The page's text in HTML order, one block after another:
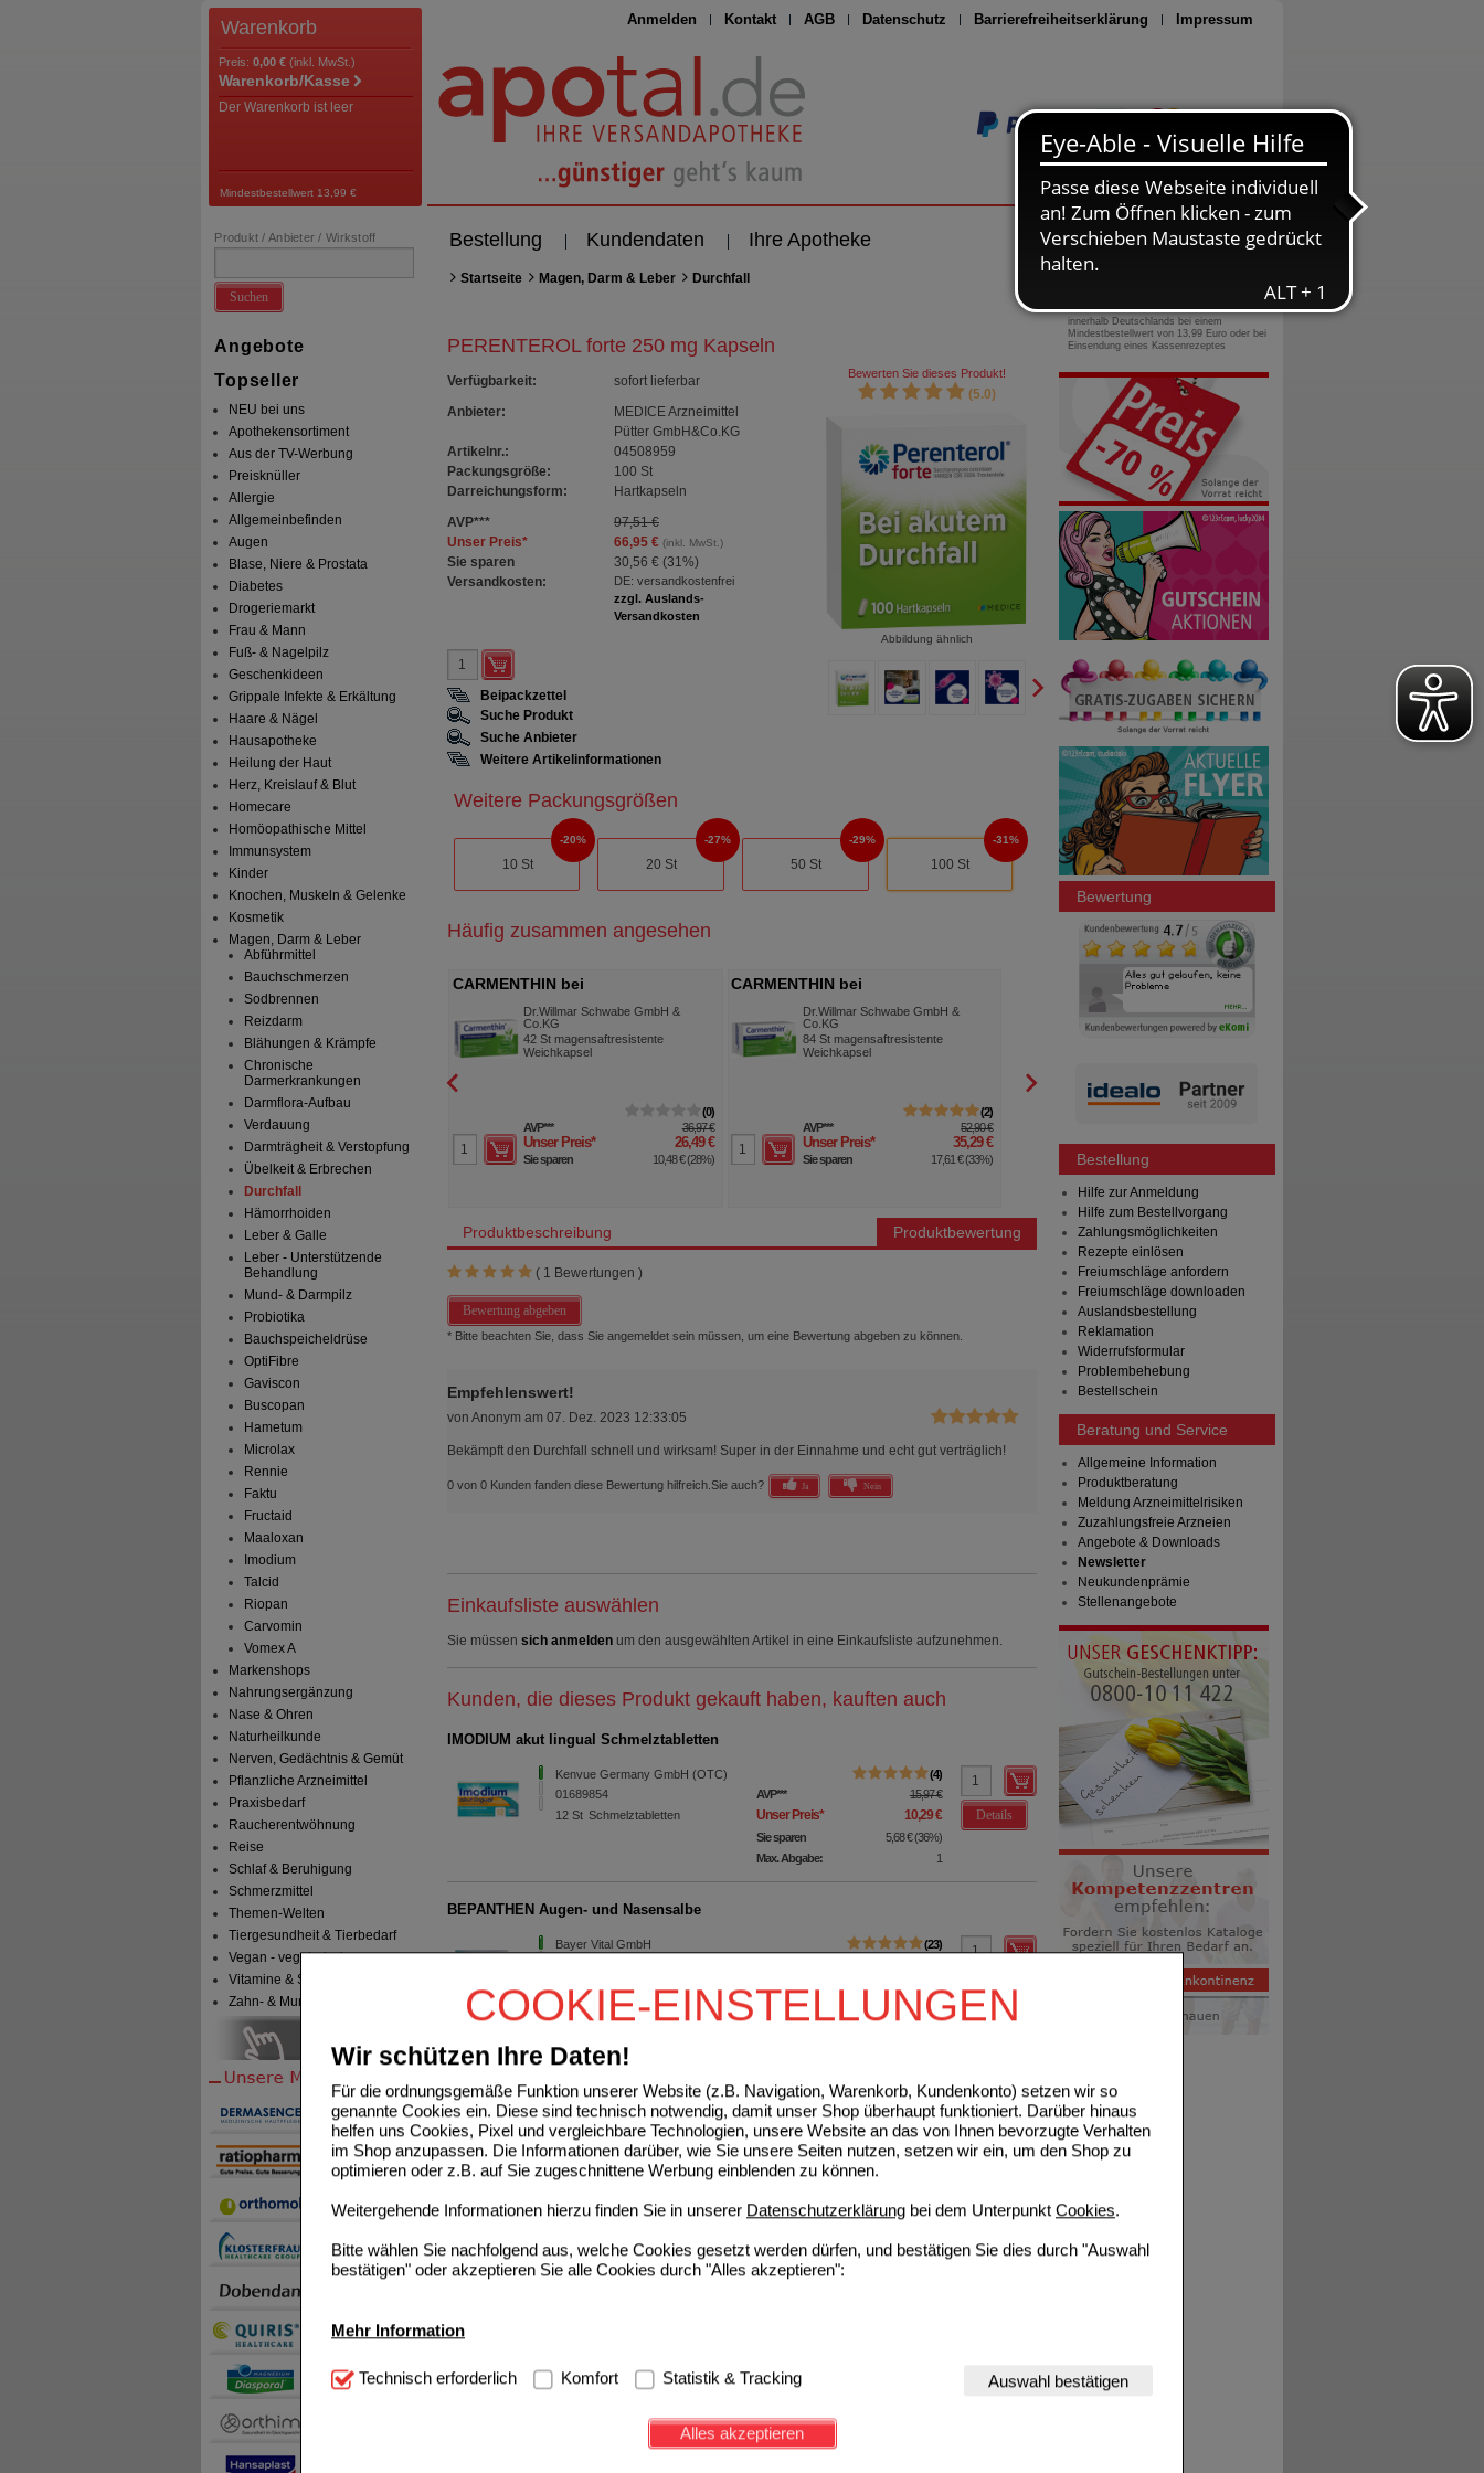
COOKIE-EINSTELLUNGEN
Wir schützen Ihre Daten!
Für die ordnungsgemäße Funktion unserer Website (z.B. Navigation, Warenkorb, Kundenkonto) setzen wir so
genannte Cookies ein. Diese sind technisch notwendig, damit unser Shop überhaupt funktioniert. Darüber hinaus
helfen uns Cookies, Pixel und vergleichbare Technologien, unsere Website an das von Ihnen bevorzugte Verhalten
im Shop anzupassen. Die Informationen darüber, wie Sie unsere Seiten nutzen, setzen wir ein, um den Shop zu
optimieren oder z.B. auf Sie zugeschnittene Werbung einblenden zu können.
Weitergehende Informationen hierzu finden Sie in unserer Datenschutzerklärung bei dem Unterpunkt Cookies.
Bitte wählen Sie nachfolgend aus, welche Cookies gesetzt werden dürfen, und bestätigen Sie dies durch "Auswahl
bestätigen" oder akzeptieren Sie alle Cookies durch "Alles akzeptieren":
Mehr Information
Technisch Notwendig: Hierbei handelt es sich um Cookies, die für die Grundfunktionen unserer Website
notwendig sind (z.B. Navigation, Warenkorb, Kundenkonto), weshalb auf diese nicht verzichtet werden kann.
Diese Cookies werden genutzt um das Einkaufserlebnis noch ansprechender zu gestalten,
beispielsweise für die Wiedererkennung des Besuchers oder unsere Seite an bevorzugte Verhaltensweisen (z.B.
Technisch erforderlich Komfort Statistik & Tracking Auswahl bestätigen
Alles akzeptieren
Anmelden Kontakt AGB Datenschutz Barrierefreiheitserklärung Impressum
Seite drucken
Warenkorb
Preis: 0,00 € (inkl. MwSt.)
Warenkorb/Kasse
Der Warenkorb ist leer
Mindestbestellwert 13,99 €
Bestellung Kundendaten Ihre Apotheke
Produkt / Anbieter / Wirkstoff
Suchen
Angebote
Topseller
NEU bei uns
Apothekensortiment
Aus der TV-Werbung
Preisknüller
Allergie
Allgemeinbefinden
Augen
Blase, Niere & Prostata
Diabetes
Drogeriemarkt
Frau & Mann
Fuß- & Nagelpilz
Geschenkideen
Grippale Infekte & Erkältung
Haare & Nägel
Hausapotheke
Heilung der Haut
Herz, Kreislauf & Blut
Homecare
Homöopathische Mittel
Immunsystem
Kinder
Knochen, Muskeln & Gelenke
Kosmetik
Magen, Darm & Leber
Abführmittel
Bauchschmerzen
Sodbrennen
Reizdarm
Blähungen & Krämpfe
Chronische
Darmerkrankungen
Darmflora-Aufbau
Verdauung
Darmträgheit & Verstopfung
Übelkeit & Erbrechen
Durchfall
Hämorrhoiden
Leber & Galle
Leber - Unterstützende
Behandlung
Mund- & Darmpilz
Probiotika
Bauchspeicheldrüse
OptiFibre
Gaviscon
Buscopan
Hametum
Microlax
Rennie
Faktu
Fructaid
Maaloxan
Imodium
Talcid
Riopan
Carvomin
Vomex A
Markenshops
Nahrungsergänzung
Nase & Ohren
Naturheilkunde
Nerven, Gedächtnis & Gemüt
Pflanzliche Arzneimittel
Praxisbedarf
Raucherentwöhnung
Reise
Schlaf & Beruhigung
Schmerzmittel
Themen-Welten
Tiergesundheit & Tierbedarf
Vegan - vegetarisch
Vitamine & Sport
Zahn- & Mundpflege
Startseite Magen, Darm & Leber Durchfall
PERENTEROL forte 250 mg Kapseln
Verfügbarkeit:
sofort lieferbar
Anbieter:
MEDICE Arzneimittel
Pütter GmbH&Co.KG
Artikelnr.:
04508959
Packungsgröße:
100 St
Darreichungsform:
Hartkapseln
AVP***
97,51 €
Unser Preis* 66,95 €(inkl. MwSt.)
Sie sparen 30,56 € (31%)
Versandkosten:
DE: versandkostenfrei
zzgl. Auslands-
Versandkosten
Bewerten Sie dieses Produkt!
(5.0)
Abbildung ähnlich
Beipackzettel
Suche Produkt
Suche Anbieter
Weitere Artikelinformationen
Weitere Packungsgrößen
10 St
20%
20 St
27%
50 St
29%
100 St
31%
Häufig zusammen angesehen
TALCID Kautabletten
100St Kautabletten
AVP***
Unser Preis* 28,05 €
Sie sparen
Max. Abgabe:
CARMENTHIN bei
Verdauungsstörungen
msr.Weichkaps.
Dr.Willmar Schwabe GmbH &
Co.KG
42St magensaftresistente
Weichkapsel
0
AVP*** 36,97 €
Unser Preis* 26,49 €
Sie sparen 10,48 €(28%)
CARMENTHIN bei
Verdauungsstörungen
msr.Weichkaps.
Dr.Willmar Schwabe GmbH &
Co.KG
84 St magensaftresistente
Weichkapsel
2
AVP*** 52,90 €
Unser Preis* 35,29 €
Sie sparen 17,61 €(33%)
SUPERPEP Reise Kaugummi
HERMES Arzneimittel GmbH
Unser Preis* 17,59 €
Sie sparen
Max. Abgabe:
3
Produktbeschreibung Produktbewertung
( 1 Bewertungen )
Bewertung abgeben
* Bitte beachten Sie, dass Sie angemeldet sein müssen, um eine Bewertung abgeben zu können.
Empfehlenswert!
von Anonym am 07. Dez. 2023 12:33:05
Bekämpft den Durchfall schnell und wirksam! Super in der Einnahme und echt gut verträglich!
0 von 0 Kunden fanden diese Bewertung hilfreich. Sie auch? Ja Nein
Einkaufsliste auswählen
Sie müssen sich anmelden um den ausgewählten Artikel in eine Einkaufsliste aufzunehmen.
Kunden, die dieses Produkt gekauft haben, kauften auch
IMODIUM akut lingual Schmelztabletten
Kenvue Germany GmbH (OTC)
01689854
12St Schmelztabletten
4
AVP*** 15,97 €
Unser Preis* 10,29 €
Sie sparen 5,68 €(36%)
Max. Abgabe:
1
Details
BEPANTHEN Augen- und Nasensalbe
Bayer Vital GmbH
23
Sie sparen 3,03 € 35%
Bionorica SE
09285547
40St Tabletten, überzogen
2
AVP*** 29,99 €
Unser Preis* 21,05 €
Sie sparen
Details
0800-10 11 422
gebührenfreie Rufnummer
innerhalb Deutschlands bei einem
Mindestbestellwert von 13,99 Euro oder bei
Einsendung eines Kassenrezeptes
Bewertung
Bestellung
Hilfe zur Anmeldung
Hilfe zum Bestellvorgang
Zahlungsmöglichkeiten
Rezepte einlösen
Freiumschläge anfordern
Freiumschläge downloaden
Auslandsbestellung
Reklamation
Widerrufsformular
Problembehebung
Bestellschein
Beratung und Service
Allgemeine Information
Produktberatung
Meldung Arzneimittelrisiken
Zuzahlungsfreie Arzneien
Angebote & Downloads
Newsletter
Neukundenprämie
Stellenangebote